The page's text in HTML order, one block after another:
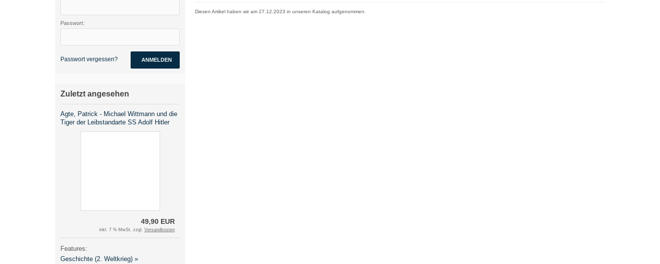
Diesen Artikel haben wir am 27.12.2023 in unseren Katalog aufgenommen.
Passwort:
Passwort vergessen? ANMELDEN
Zuletzt angesehen
Agte, Patrick - Michael Wittmann und die
Tiger der Leibstandarte SS Adolf Hitler
49,90 EUR
inkl. 7 % MwSt. zzgl. Versandkosten
Features:
Geschichte (2. Weltkrieg) »